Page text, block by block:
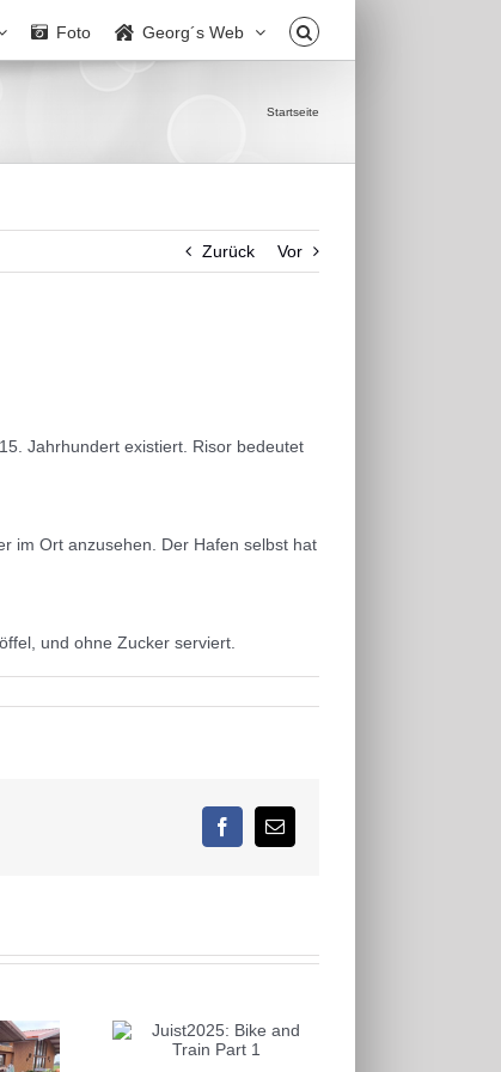
Foto Georg´s Web
Startseite
Zurück Vor
Jahrhundert existiert. Risor bedeutet
im Ort anzusehen. Der Hafen selbst hat
und ohne Zucker serviert.
Facebook
E-
Bike and